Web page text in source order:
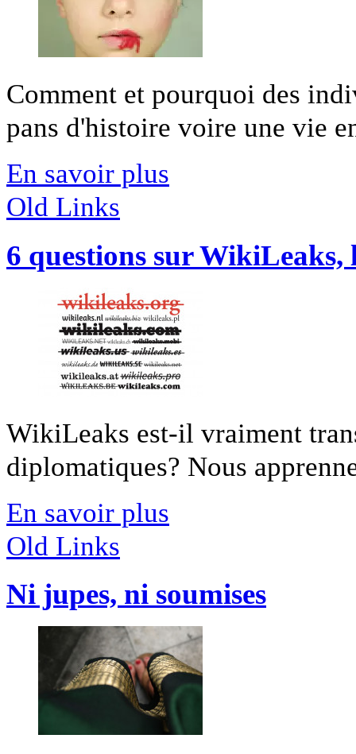
Comment et pourquoi des
pans d'histoire voire une vie
En savoir plus
Old Links
6 questions sur
WikiLeaks est-il vraiment
diplomatiques? Nous
En savoir plus
Old Links
Ni jupes, ni soumises